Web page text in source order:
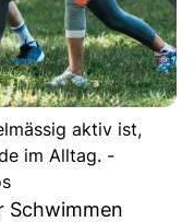
aktiv ist,
im Alltag. -
Schwimmen